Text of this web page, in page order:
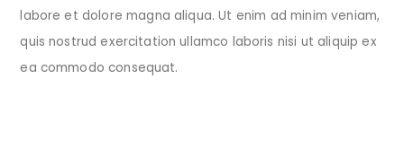
labore et dolore magna aliqua. Ut enim ad minim veniam,
quis nostrud exercitation ullamco laboris nisi ut aliquip ex
ea commodo consequat.